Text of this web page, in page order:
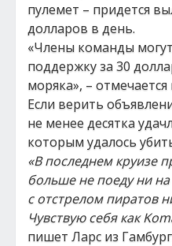
пулемет – придется
долларов в день.
«Члены команды
поддержку за 30
моряка», –
Если верить
не менее десятка
которым удалось
«В последнем круизе
больше не поеду ни на
с отстрелом пиратов
Чувствую себя как
пишет Ларс из